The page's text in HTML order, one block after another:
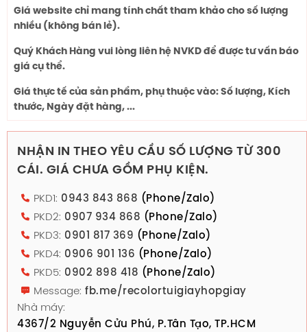
Giá website chỉ mang tính chất tham khảo cho số lượng
nhiều (không bán lẻ).
Quý Khách Hàng vui lòng liên hệ NVKD để được tư vấn báo
giá cụ thể.
Giá thực tế của sản phẩm, phụ thuộc vào: Số lượng, Kích
thước, Ngày đặt hàng, ...
NHẬN IN THEO YÊU CẦU SỐ LƯỢNG TỪ 300
CÁI. GIÁ CHƯA GỒM PHỤ KIỆN.
PKD1: 0943 843 868 (Phone/Zalo)
PKD2: 0907 934 868 (Phone/Zalo)
PKD3: 0901 817 369 (Phone/Zalo)
PKD4: 0906 901 136 (Phone/Zalo)
PKD5: 0902 898 418 (Phone/Zalo)
Message: fb.me/recolortuigiayhopgiay
Nhà máy:
4367/2 Nguyễn Cửu Phú, P.Tân Tạo, TP.HCM